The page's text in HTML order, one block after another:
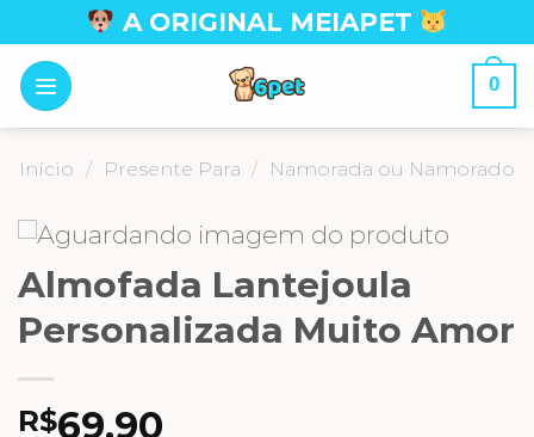
to
content
A ORIGINAL MEIAPET
0
Início / Presente Para / Namorada ou Namorado
Almofada Lantejoula
Personalizada Muito Amor
R$69,90